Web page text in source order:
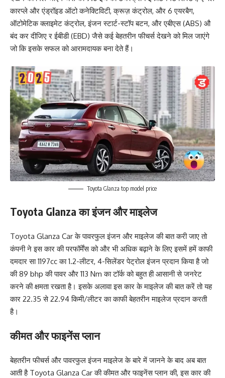
कारप्ले और एंड्रॉइड ऑटो कनेक्टिविटी, क्रूज़ कंट्रोल, और 6 एयरबैग,
ऑटोमेटिक क्लाइमेट कंट्रोल, इंजन स्टार्ट-स्टॉप बटन, और एबीएस (ABS) औ
बंद कर दीजिए र ईबीडी (EBD) जैसे कई बेहतरीन फीचर्स देखने को मिल जाएंगे
जो कि इसके सफल को आरामदायक बना देते हैं।
Toyota Glanza top model price
Toyota Glanza का इंजन और माइलेज
Toyota Glanza Car के पावरफुल इंजन और माइलेज की बात करी जाए तो
कंपनी ने इस कार की परफॉर्मेंस को और भी अधिक बढ़ाने के लिए इसमें हमें काफी
दमदार सा 1197cc का 1.2-लीटर, 4-सिलेंडर पेट्रोल इंजन प्रदान किया है जो
की 89 bhp की पावर और 113 Nm का टॉर्क को बहुत ही आसानी से जनरेट
करने की क्षमता रखता है। इसके अलावा इस कार के माइलेज की बात करें तो यह
कार 22.35 से 22.94 किमी/लीटर का काफी बेहतरीन माइलेज प्रदान करती
है।
कीमत और फाइनेंस प्लान
बेहतरीन फीचर्स और पावरफुल इंजन माइलेज के बारे में जानने के बाद अब बात
आती है Toyota Glanza Car की कीमत और फाइनेंस प्लान की, इस कार की